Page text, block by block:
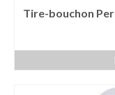
Tire-bouchon